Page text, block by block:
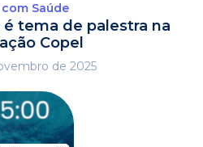
Saúde
tema de palestra na
Copel
de 2025